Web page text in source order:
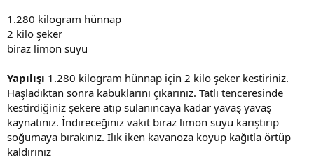
n
i
1.280 kilogram hünnap
2 kilo şeker
biraz limon suyu
Yapılışı 1.280 kilogram hünnap için 2 kilo şeker kestiriniz.
Haşladıktan sonra kabuklarını çıkarınız. Tatlı tenceresinde
kestirdiğiniz şekere atıp sulanıncaya kadar yavaş yavaş
kaynatınız. İndireceğiniz vakit biraz limon suyu karıştırıp
soğumaya bırakınız. Ilık iken kavanoza koyup kağıtla örtüp
kaldırınız